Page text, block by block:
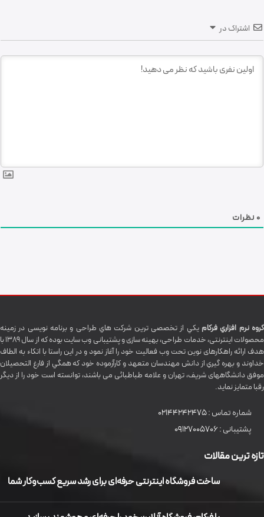
اشتراک در
0 نظرات
گروه نرم افزاري فرکام يکي از تخصصی ترين شرکت هاي طراحی و برنامه نویسی در زمینه
محصولات اینترنتی، خدمات طراحی، بهینه سازی و پشتیبانی وب سایت بوده که از سال 1389 با
هدف ارائه راهکارهای نوین تحت وب فعالیت خود را آغاز نمود و در این راستا با اتکاء به الطاف
خداوند و بهره گيري از دانش مهندسان متعهد و کارآزموده خود که همگي از فارغ التحصیلان
موفق دانشگاههای شريف، تهران و علامه طباطبائی می باشند، توانسته است خود را از دیگر
رقبا متمایز نماید.
شماره تماس :02144242475
پشتیبانی :09127005706
تازه ترین مقالات
ساخت فروشگاه اینترنتی حرفه‌ای برای رشد سریع کسب‌وکار شما